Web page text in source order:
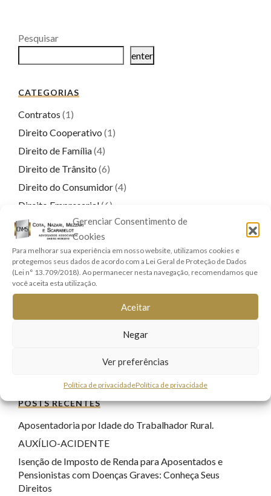
Gerenciar Consentimento de
Cookies
Para melhorar sua experiência em nosso website, utilizamos cookies e
protegemos seus dados de acordo com a Lei Geral de Proteção de Dados
(Lei n° 13.709/2018). Ao permanecer nesta navegação, recomendamos que
você aceita esta utilização.
Aceitar
Negar
Ver preferências
Política de privacidadePolítica de privacidade
Pesquisar
enter
CATEGORIAS
Contratos (1)
Direito Cooperativo (1)
Direito de Família(4)
Direito de Trânsito (6)
Direito do Consumidor(4)
Direito Empresarial (6)
Direito Penal(17)
Direito Previdenciário
Direitos Real e Imobiliário(1)
Família e Sucessões(9)
Lei Geral de Proteção de Dados(7)
(8)
POSTS RECENTES
Aposentadoria por Idade do Trabalhador Rural.
AUXÍLIO-ACIDENTE
Isenção de Imposto de Renda para Aposentados e
Pensionistas com Doenças Graves: Conheça Seus
Direitos